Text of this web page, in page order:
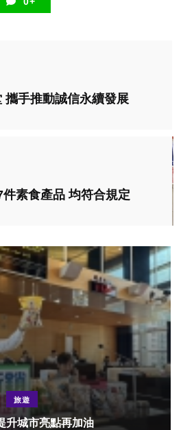
攜手推動誠信永續發展
素食產品 均符合規定
旅遊
行銷台中品牌 提升城市亮點再加油